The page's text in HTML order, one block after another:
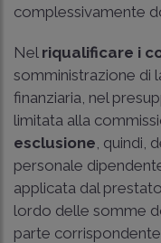
complessivamente
Nel riqualificare i
somministrazione di
finanziaria, nel
limitata alla
esclusione , quindi,
personale
applicata dal
lordo delle somme
parte